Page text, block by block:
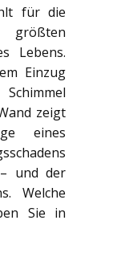
für die
Lebens.
Einzug
zeigt
eines
und der
Welche
Sie in